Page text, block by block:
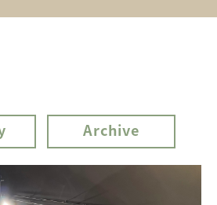
Archive